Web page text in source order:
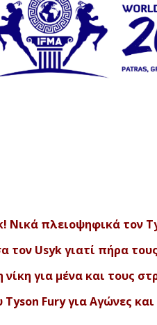
πλειοψηφικά τον
τον Usyk γιατί πήρα
νίκη για μένα και τους
Tyson Fury για Αγώνες